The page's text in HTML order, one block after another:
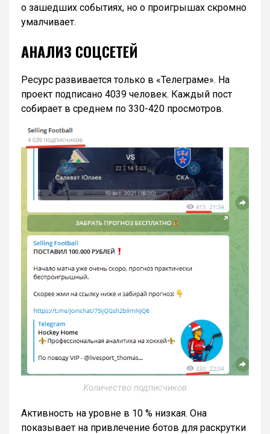
о зашедших событиях, но о проигрышах скромно
умалчивает.
АНАЛИЗ СОЦСЕТЕЙ
Ресурс развивается только в «Телеграме». На
проект подписано 4039 человек. Каждый пост
собирает в среднем по 330-420 просмотров.
Количество подписчиков
Активность на уровне в 10 % низкая. Она
показывает на привлечение ботов для раскрутки